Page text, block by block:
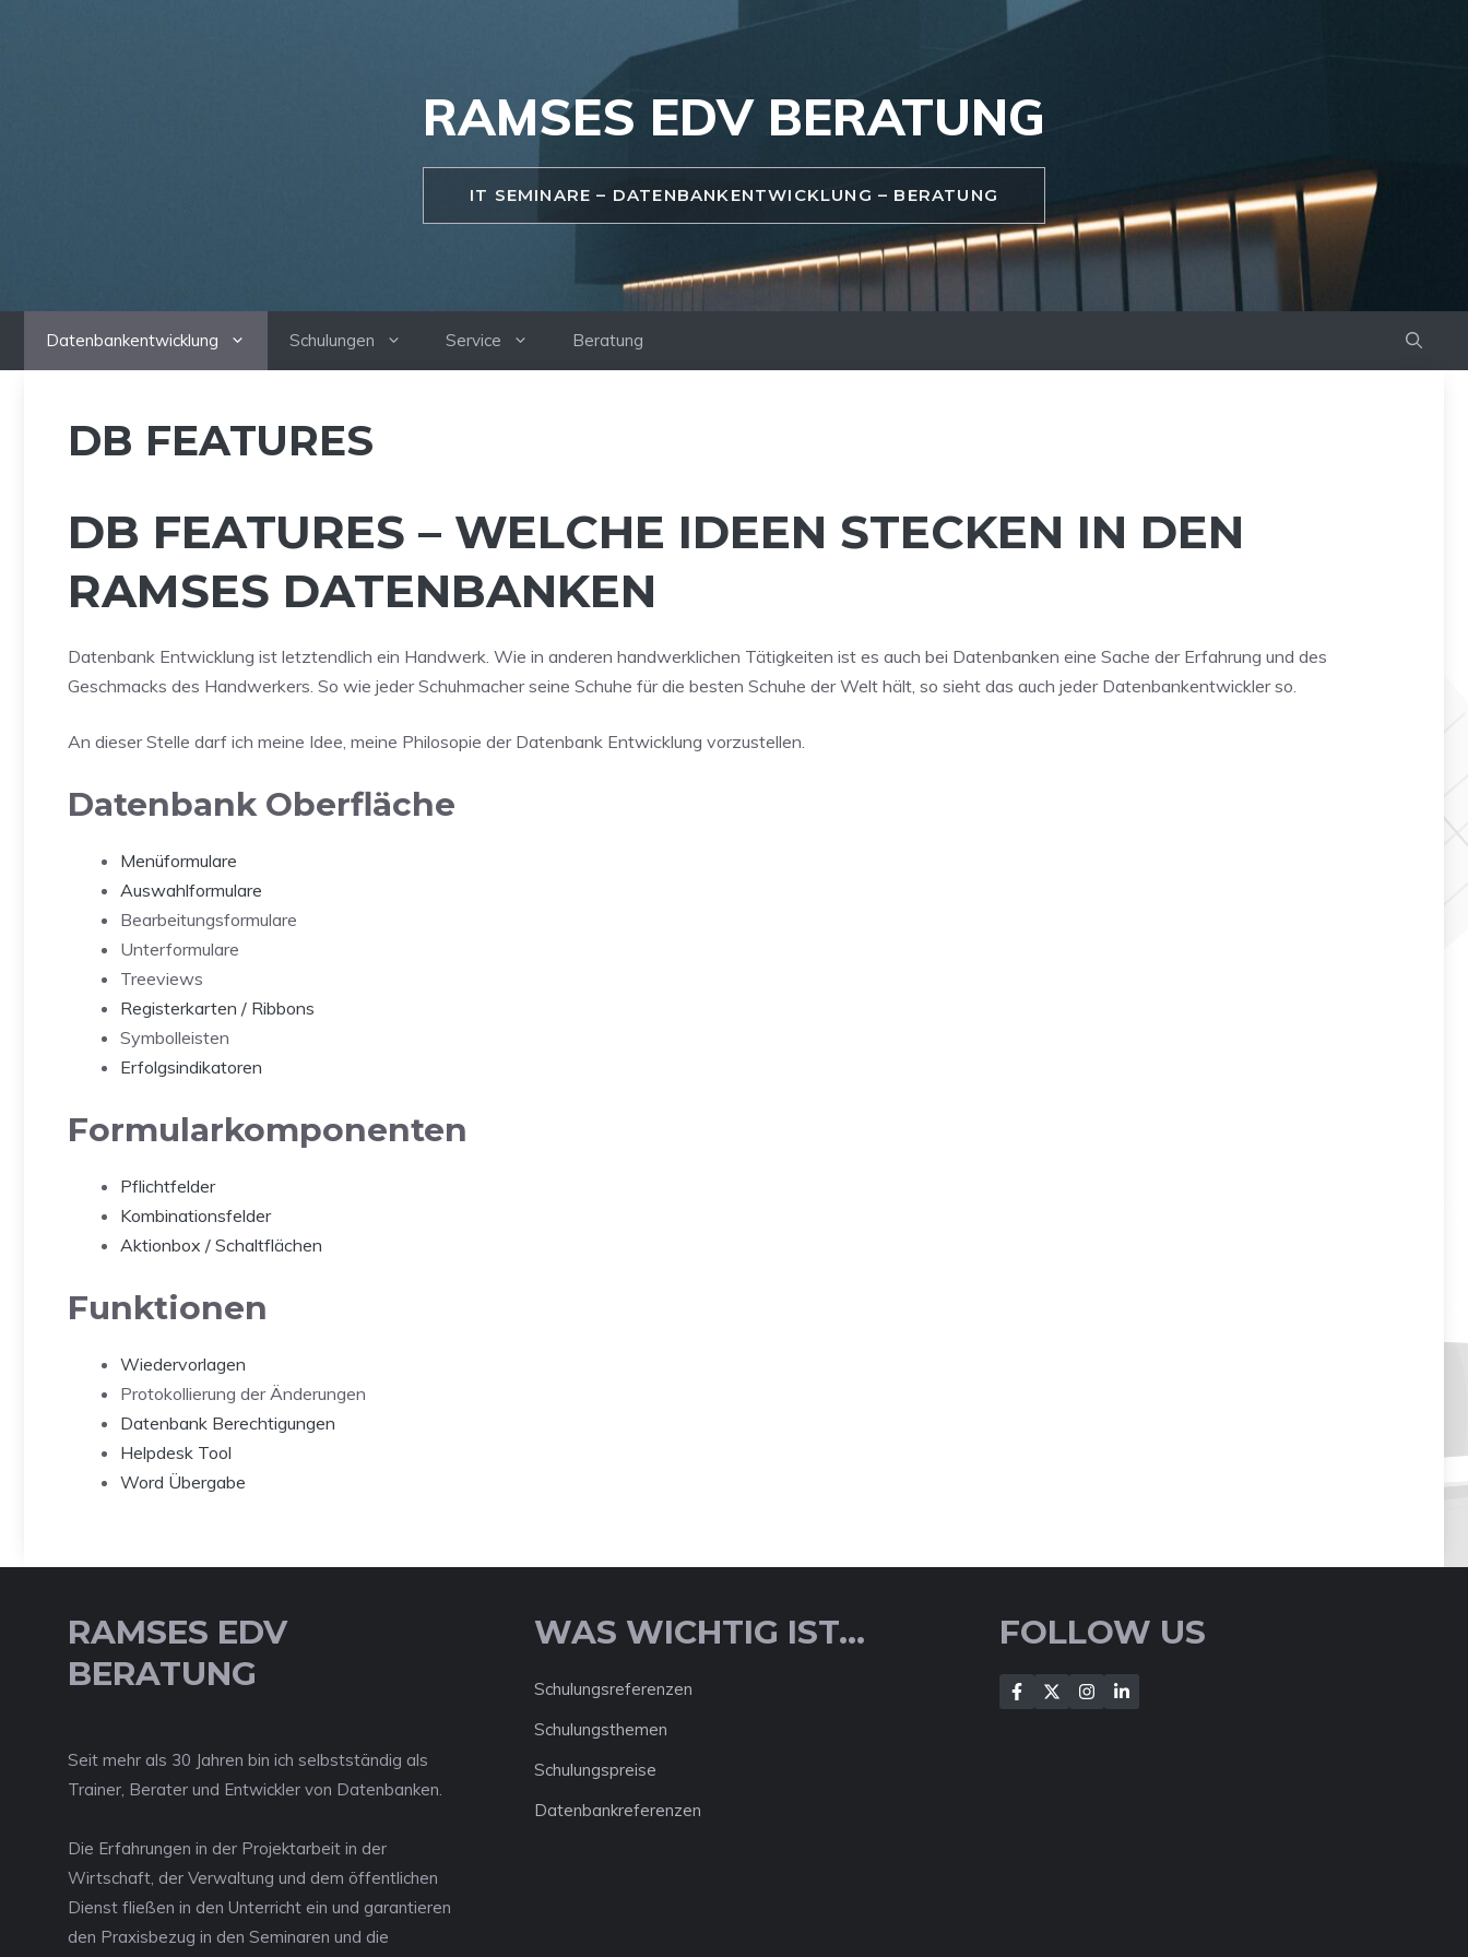
RAMSES EDV BERATUNG
IT SEMINARE – DATENBANKENTWICKLUNG – BERATUNG
Datenbankentwicklung Schulungen Service Beratung
DB FEATURES
DB FEATURES – WELCHE IDEEN STECKEN IN DEN
RAMSES DATENBANKEN
Datenbank Entwicklung ist letztendlich ein Handwerk. Wie in anderen handwerklichen Tätigkeiten ist es auch bei Datenbanken eine Sache der Erfahrung und des
Geschmacks des Handwerkers. So wie jeder Schuhmacher seine Schuhe für die besten Schuhe der Welt hält, so sieht das auch jeder Datenbankentwickler so.
An dieser Stelle darf ich meine Idee, meine Philosopie der Datenbank Entwicklung vorzustellen.
Datenbank Oberfläche
Menüformulare
Auswahlformulare
Bearbeitungsformulare
Unterformulare
Treeviews
Registerkarten / Ribbons
Symbolleisten
Erfolgsindikatoren
Formularkomponenten
Pflichtfelder
Kombinationsfelder
Aktionbox / Schaltflächen
Funktionen
Wiedervorlagen
Protokollierung der Änderungen
Datenbank Berechtigungen
Helpdesk Tool
Word Übergabe
RAMSES EDV
BERATUNG
Seit mehr als 30 Jahren bin ich selbstständig als
Trainer, Berater und Entwickler von Datenbanken.
Die Erfahrungen in der Projektarbeit in der
Wirtschaft, der Verwaltung und dem öffentlichen
Dienst fließen in den Unterricht ein und garantieren
den Praxisbezug in den Seminaren und die
WAS WICHTIG IST...
Schulungsreferenzen
Schulungsthemen
Schulungspreise
Datenbankreferenzen
FOLLOW US